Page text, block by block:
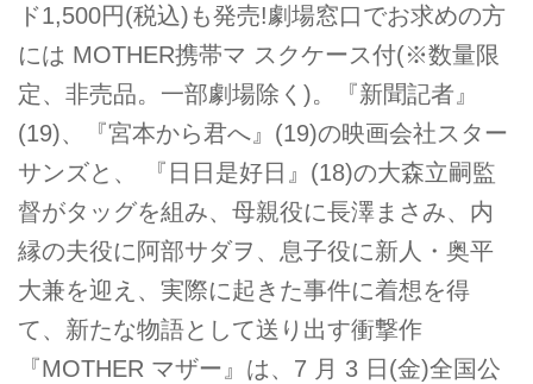
ド1,500円(税込)も発売!劇場窓口でお求めの方
には MOTHER携帯マ スクケース付(※数量限
定、非売品。一部劇場除く)。『新聞記者』
(19)、『宮本から君へ』(19)の映画会社スター
サンズと、 『日日是好日』(18)の大森立嗣監
督がタッグを組み、母親役に長澤まさみ、内
縁の夫役に阿部サダヲ、息子役に新人・奥平
大兼を迎え、実際に起きた事件に着想を得
て、新たな物語として送り出す衝撃作
『MOTHER マザー』は、7 月 3 日(金)全国公